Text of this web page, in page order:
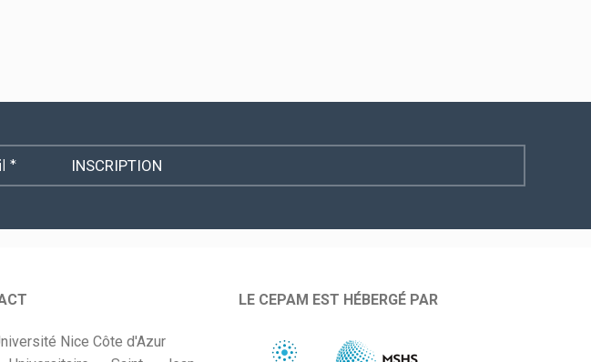
Nice Côte d'Azur
LE CEPAM EST HÉBERGÉ PAR